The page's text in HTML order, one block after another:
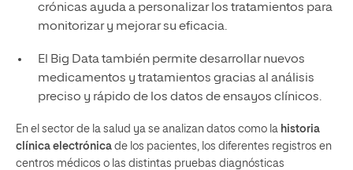
crónicas ayuda a personalizar los tratamientos para
monitorizar y mejorar su eficacia.
El Big Data también permite desarrollar nuevos
medicamentos y tratamientos gracias al análisis
preciso y rápido de los datos de ensayos clínicos.
En el sector de la salud ya se analizan datos como la historia
clínica electrónica de los pacientes, los diferentes registros en
centros médicos o las distintas pruebas diagnósticas